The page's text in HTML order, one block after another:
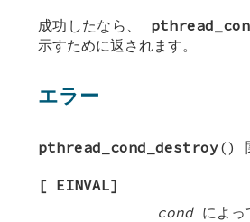
成功したなら、
示すために返されます。
エラー
pthread_cond_destroy()
[ EINVAL]
condによっ